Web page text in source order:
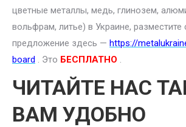
цветные металлы, медь, глинозем,
вольфрам, литье) в Украине, разместите
предложение здесь — https://
board . Это БЕСПЛАТНО .
ЧИТАЙТЕ НАС
ВАМ УДОБНО